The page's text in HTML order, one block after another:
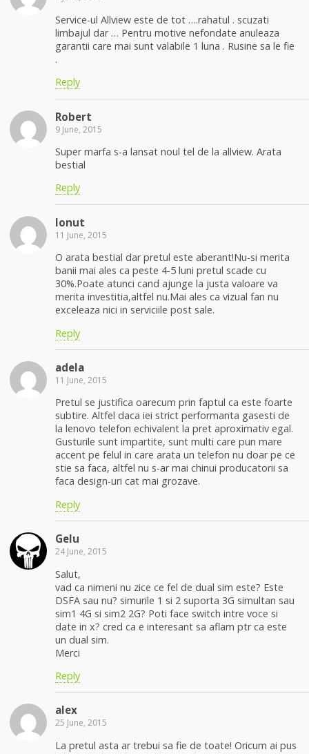
Service-ul Allview este de tot ….rahatul . scuzati
limbajul dar … Pentru motive nefondate anuleaza
garantii care mai sunt valabile 1 luna . Rusine sa le fie
.
Reply
Robert
9 June, 2015
Super marfa s-a lansat noul tel de la allview. Arata
bestial
Reply
Ionut
11 June, 2015
O arata bestial dar pretul este aberant!Nu-si merita
banii mai ales ca peste 4-5 luni pretul scade cu
30%.Poate atunci cand ajunge la justa valoare va
merita investitia,altfel nu.Mai ales ca vizual fan nu
exceleaza nici in serviciile post sale.
Reply
adela
11 June, 2015
Pretul se justifica oarecum prin faptul ca este foarte
subtire. Altfel daca iei strict performanta gasesti de
la lenovo telefon echivalent la pret aproximativ egal.
Gusturile sunt impartite, sunt multi care pun mare
accent pe felul in care arata un telefon nu doar pe ce
stie sa faca, altfel nu s-ar mai chinui producatorii sa
faca design-uri cat mai grozave.
Reply
Gelu
24 June, 2015
Salut,
vad ca nimeni nu zice ce fel de dual sim este? Este
DSFA sau nu? simurile 1 si 2 suporta 3G simultan sau
sim1 4G si sim2 2G? Poti face switch intre voce si
date in x? cred ca e interesant sa aflam ptr ca este
un dual sim.
Merci
Reply
alex
25 June, 2015
La pretul asta ar trebui sa fie de toate! Oricum ai pus